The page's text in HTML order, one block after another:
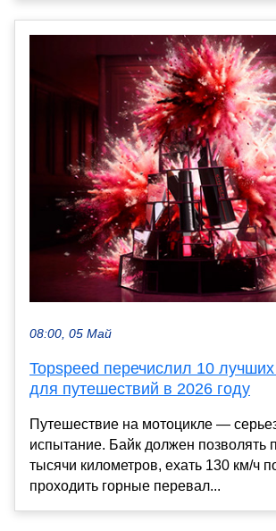
08:00, 05 Май
Topspeed перечислил 10
для путешествий в 2026 году
Путешествие на мотоцикле —
испытание. Байк должен позволять
тысячи километров, ехать 130 км/ч
проходить горные перевал...